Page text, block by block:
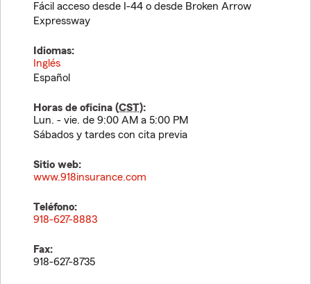
Fácil acceso desde I-44 o desde Broken Arrow
Expressway
Idiomas:
Inglés
Español
Horas de oficina (CST):
Lun. - vie. de 9:00 AM a 5:00 PM
Sábados y tardes con cita previa
Sitio web:
www.918insurance.com
Teléfono:
918-627-8883
Fax:
918-627-8735